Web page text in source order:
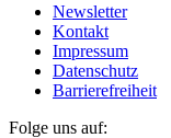
Newsletter
Kontakt
Impressum
Datenschutz
Barrierefreiheit
Folge uns auf: